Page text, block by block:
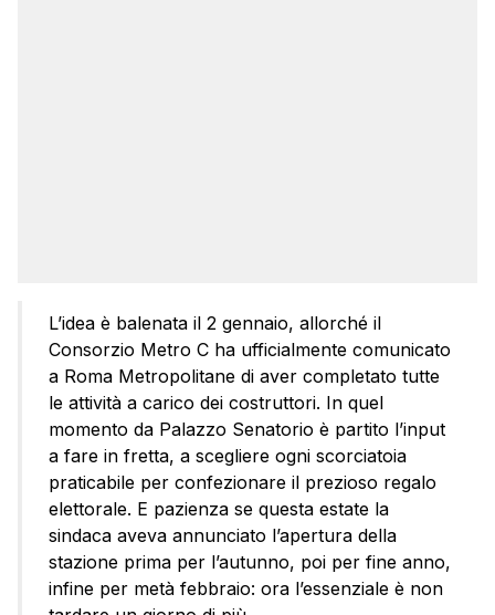
L’idea è balenata il 2 gennaio, allorché il
Consorzio Metro C ha ufficialmente comunicato
a Roma Metropolitane di aver completato tutte
le attività a carico dei costruttori. In quel
momento da Palazzo Senatorio è partito l’input
a fare in fretta, a scegliere ogni scorciatoia
praticabile per confezionare il prezioso regalo
elettorale. E pazienza se questa estate la
sindaca aveva annunciato l’apertura della
stazione prima per l’autunno, poi per fine anno,
infine per metà febbraio: ora l’essenziale è non